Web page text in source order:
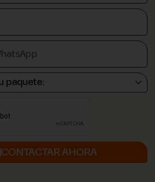
CONTACTAR AHORA